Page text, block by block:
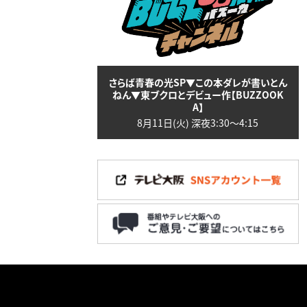
さらば青春の光SP▼この本ダレが書いとん
ねん▼東ブクロとデビュー作【BUZZOOK
A】
8月11日(火) 深夜3:30〜4:15